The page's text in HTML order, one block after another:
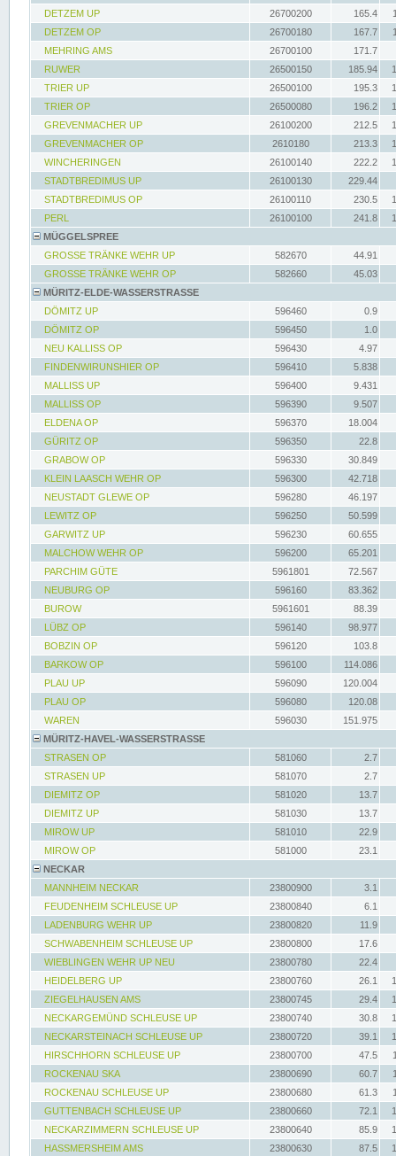
DETZEM UP
26700200 165.4
DETZEM OP
26700180 167.7
MEHRING AMS
26700100
171.7
RUWER
26500150 185.94
TRIER UP
26500100 195.3
TRIER OP
26500080 196.2
GREVENMACHER UP
26100200 212.5
GREVENMACHER OP
2610180 213.3
WINCHERINGEN
26100140 222.2
STADTBREDIMUS UP
26100130
229.44
STADTBREDIMUS OP
26100110 230.5
PERL
26100100 241.8
MÜGGELSPREE
GROSSE TRÄNKE WEHR UP
582670
44.91
GROSSE TRÄNKE WEHR OP
582660
45.03
MÜRITZ-ELDE-WASSERSTRASSE
DÖMITZ UP
596460
0.9
DÖMITZ OP
596450
1.0
NEU KALLISS OP
596430
4.97
FINDENWIRUNSHIER OP
596410
5.838
MALLISS UP
596400
9.431
MALLISS OP
596390
9.507
ELDENA OP
596370
18.004
GÜRITZ OP
596350
22.8
GRABOW OP
596330
30.849
KLEIN LAASCH WEHR OP
596300
42.718
NEUSTADT GLEWE OP
596280
46.197
LEWITZ OP
596250
50.599
GARWITZ UP
596230
60.655
MALCHOW WEHR OP
596200
65.201
PARCHIM GÜTE
5961801
72.567
NEUBURG OP
596160
83.362
BUROW
5961601
88.39
LÜBZ OP
596140
98.977
BOBZIN OP
596120
103.8
BARKOW OP
596100
114.086
PLAU UP
596090
120.004
PLAU OP
596080
120.08
WAREN
596030
151.975
MÜRITZ-HAVEL-WASSERSTRASSE
STRASEN OP
581060
2.7
STRASEN UP
581070
2.7
DIEMITZ OP
581020
13.7
DIEMITZ UP
581030
13.7
MIROW UP
581010
22.9
MIROW OP
581000
23.1
NECKAR
MANNHEIM NECKAR
23800900
3.1
FEUDENHEIM SCHLEUSE UP
23800840
6.1
LADENBURG WEHR UP
23800820
11.9
SCHWABENHEIM SCHLEUSE UP
23800800
17.6
WIEBLINGEN WEHR UP NEU
23800780
22.4
HEIDELBERG UP
23800760 26.1
ZIEGELHAUSEN AMS
23800745 29.4
NECKARGEMÜND SCHLEUSE UP
23800740 30.8
NECKARSTEINACH SCHLEUSE UP
23800720 39.1
HIRSCHHORN SCHLEUSE UP
23800700 47.5
ROCKENAU SKA
23800690 60.7
ROCKENAU SCHLEUSE UP
23800680 61.3
GUTTENBACH SCHLEUSE UP
23800660 72.1
NECKARZIMMERN SCHLEUSE UP
23800640 85.9
HASSMERSHEIM AMS
23800630 87.5